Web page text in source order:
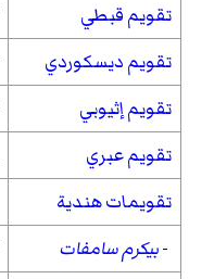
تقويم قبطي
تقويم ديسكوردي
تقويم إثيوبي
تقويم عبري
تقويمات هندية
-بيكرم سامفات